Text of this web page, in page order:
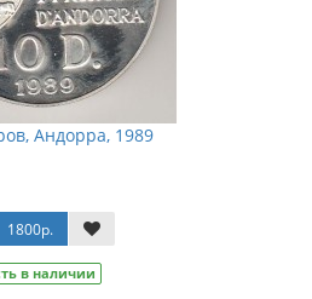
Андорра, 1989
1800р.
в наличии